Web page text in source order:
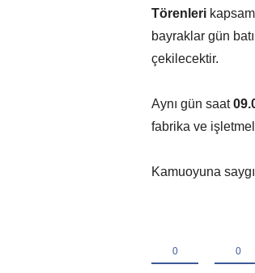
Törenleri
bayraklar gün
çekilecektir.
Aynı gün saat
fabrika ve
Kamuoyuna